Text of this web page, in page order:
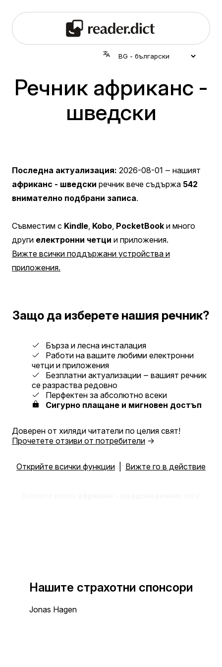
Речник африканс -
шведски
Последна актуализация: 2026-08-01 ‒ нашият
африканс - шведски речник вече съдържа 542
внимателно подбрани записа.
Съвместим с Kindle Kobo PocketBook и много
други електронни четци и приложения.
Вижте всички поддържани устройства и
приложения.
Защо да изберете нашия речник?
Бърза и лесна инсталация
Работи на вашите любими електронни
четци и приложения
Безплатни актуализации ‒ вашият речник
се разраства редовно
Перфектен за абсолютно всеки
Сигурно плащане и мигновен достъп
Доверен от хиляди читатели по целия свят!
Прочетете отзиви от потребители →
Открийте всички функции Вижте го в действие
Нашите страхотни спонсори
Jonas Hagen